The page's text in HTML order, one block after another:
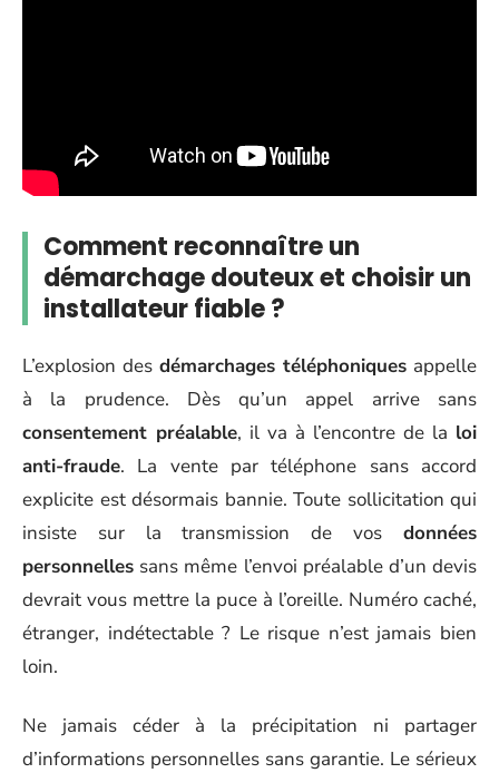
Comment reconnaître un
démarchage douteux et choisir un
installateur fiable ?
L’explosion des démarchages téléphoniques appelle
à la prudence. Dès qu’un appel arrive sans
consentement préalable, il va à l’encontre de la loi
anti-fraude. La vente par téléphone sans accord
explicite est désormais bannie. Toute sollicitation qui
insiste sur la transmission de vos données
personnelles sans même l’envoi préalable d’un devis
devrait vous mettre la puce à l’oreille. Numéro caché,
étranger, indétectable ? Le risque n’est jamais bien
loin.
Ne jamais céder à la précipitation ni partager
d’informations personnelles sans garantie. Le sérieux